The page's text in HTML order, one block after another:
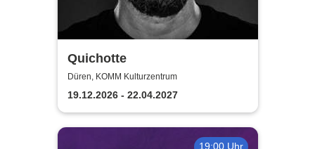
Quichotte
Düren, KOMM Kulturzentrum
19.12.2026 - 22.04.2027
19:00 Uhr